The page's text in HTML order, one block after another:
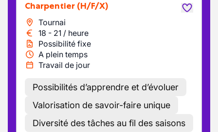
Charpentier (H/F/X)
Tournai
18 - 21 / heure
Possibilité fixe
A plein temps
Travail de jour
Possibilités d’apprendre et d’évoluer
Valorisation de savoir-faire unique
Diversité des tâches au fil des saisons